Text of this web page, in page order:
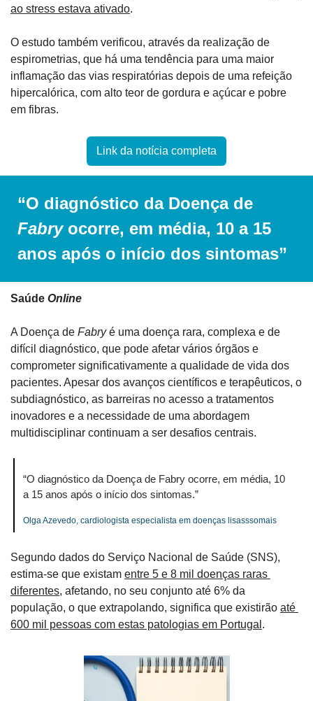
ao stress estava ativado.
O estudo também verificou, através da realização de
espirometrias, que há uma tendência para uma maior
inflamação das vias respiratórias depois de uma refeição
hipercalórica, com alto teor de gordura e açúcar e pobre
em fibras.
Link da notícia completa
Fabry ocorre, em média, 10 a 15
anos após o início dos sintomas”
Saúde Online
A Doença de Fabry é uma doença rara, complexa e de
difícil diagnóstico, que pode afetar vários órgãos e
comprometer significativamente a qualidade de vida dos
pacientes. Apesar dos avanços científicos e terapêuticos, o
subdiagnóstico, as barreiras no acesso a tratamentos
inovadores e a necessidade de uma abordagem
multidisciplinar continuam a ser desafios centrais.
“O diagnóstico da Doença de Fabry ocorre, em média, 10
a 15 anos após o início dos sintomas.”
Olga Azevedo, cardiologista especialista em doenças lisasssomais
Segundo dados do Serviço Nacional de Saúde (SNS),
estima-se que existam entre 5 e 8 mil doenças raras
diferentes, afetando, no seu conjunto até 6% da
população, o que extrapolando, significa que existirão até
600 mil pessoas com estas patologias em Portugal .